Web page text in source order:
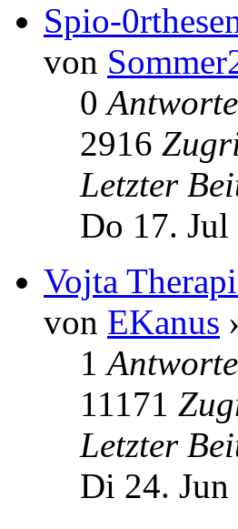
Spio-
von
0
2916
Letzter
Do 17.
Vojta
von EKanus
1
11171
Letzter
Di 24.